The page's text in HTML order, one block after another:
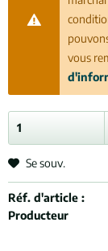
vous
Se souv.
Réf. d'article :
Producteur